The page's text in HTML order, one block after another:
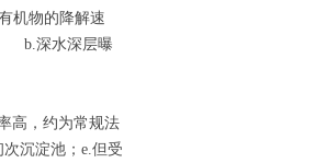
机物的降解速
b.深水深层曝
高，约为常规法
沉淀池；e.但受